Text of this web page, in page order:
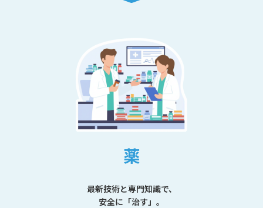
薬
最新技術と専門知識で、
安全に「治す」。